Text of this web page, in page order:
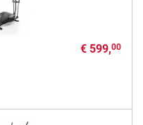
€ 599,00